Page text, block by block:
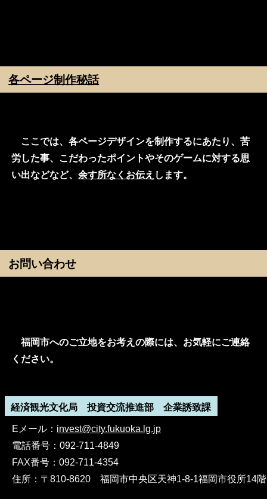
各ページ制作秘話
ここでは、各ページデザインを制作するにあたり、苦
労した事、こだわったポイントやそのゲームに対する思
い出などなど、余す所なくお伝え します。
お問い合わせ
福岡市へのご立地をお考えの際には、お気軽にご連絡
ください。
経済観光文化局 投資交流推進部 企業誘致課
Eメール： invest@city.fukuoka.lg.jp
電話番号：092-711-4849
FAX番号：092-711-4354
住所：〒810-8620 福岡市中央区天神1-8-1福岡市役所14階